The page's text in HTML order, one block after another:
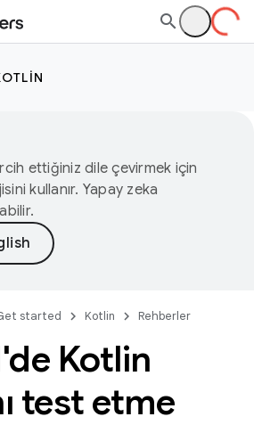
ettiğiniz dile çevirmek için
kullanır. Yapay zeka
started Kotlin Rehberler
Kotlin
test etme